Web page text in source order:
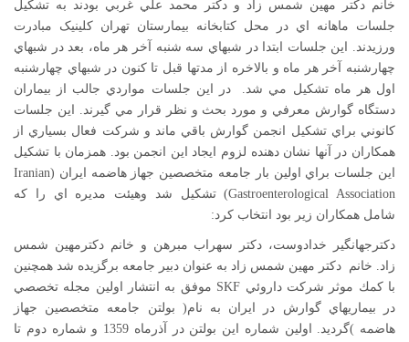
خانم دكتر مهين شمس زاد و دكتر محمد علي غربي بودند به تشكيل
جلسات ماهانه اي در محل كتابخانه بيمارستان تهران کلینیک مبادرت
ورزيدند. اين جلسات ابتدا در شبهاي سه شنبه آخر هر ماه، بعد در شبهاي
چهارشنبه آخر هر ماه و بالاخره از مدتها قبل تا كنون در شبهاي چهارشنبه
اول هر ماه تشكيل مي شد. در اين جلسات مواردي جالب از بيماران
دستگاه گوارش معرفي و مورد بحث و نظر قرار مي گيرند. اين جلسات
كانوني براي تشكيل انجمن گوارش باقي ماند و شركت فعال بسياري از
همكاران در آنها نشان دهنده لزوم ايجاد اين انجمن بود. همزمان با تشكيل
اين جلسات براي اولين بار جامعه متخصصين جهاز هاضمه ايران (Iranian
Gastroenterological Association) تشكيل شد وهيئت مديره اي را كه
شامل همكاران زير بود انتخاب كرد:
دكترجهانگير خدادوست، دكتر سهراب مبرهن و خانم دكترمهين شمس
زاد. خانم دكتر مهين شمس زاد به عنوان دبير جامعه برگزيده شد همچنين
با كمك موثر شركت داروئي SKF موفق به انتشار اولين مجله تخصصي
در بيماريهاي گوارش در ايران به نام( بولتن جامعه متخصصين جهاز
هاضمه )گرديد. اولين شماره اين بولتن در آذرماه 1359 و شماره دوم تا